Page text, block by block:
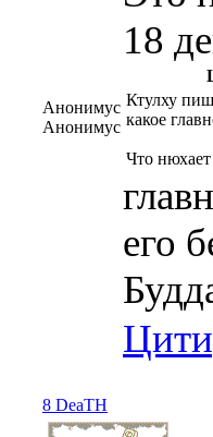
Анонимус
Анонимус
18
Ктулху
какое
Что нюхает
его
8 DeaTH